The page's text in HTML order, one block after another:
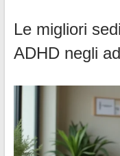
Le migliori
ADHD negli